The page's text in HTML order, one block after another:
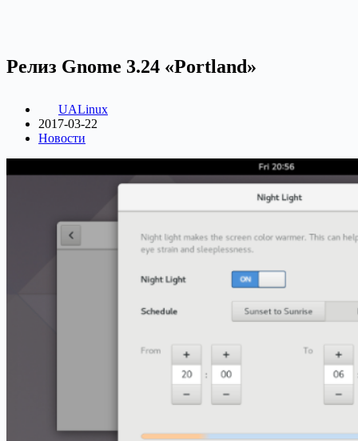
Релиз Gnome 3.24 «Portland»
UALinux
2017-03-22
Новости